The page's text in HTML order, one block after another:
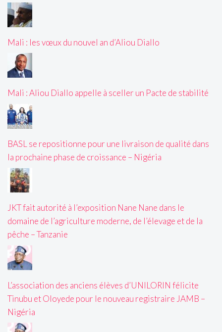
Mali : les vœux du nouvel an d’Aliou Diallo
Mali : Aliou Diallo appelle à sceller un Pacte de stabilité
BASL se repositionne pour une livraison de qualité dans
la prochaine phase de croissance – Nigéria
JKT fait autorité à l’exposition Nane Nane dans le
domaine de l’agriculture moderne, de l’élevage et de la
pêche – Tanzanie
L’association des anciens élèves d’UNILORIN félicite
Tinubu et Oloyede pour le nouveau registraire JAMB –
Nigéria